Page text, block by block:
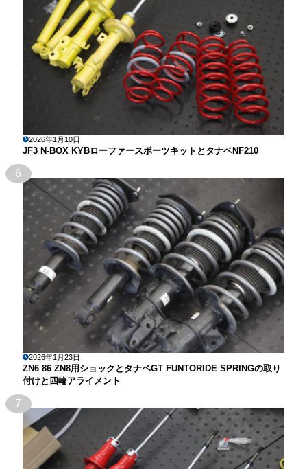
2026年1月10日
JF3 N-BOX KYBローファースポーツキットとタナベNF210
6
2026年1月23日
ZN6 86 ZN8用ショックとタナベGT FUNTORIDE SPRINGの取り
付けと四輪アライメント
7